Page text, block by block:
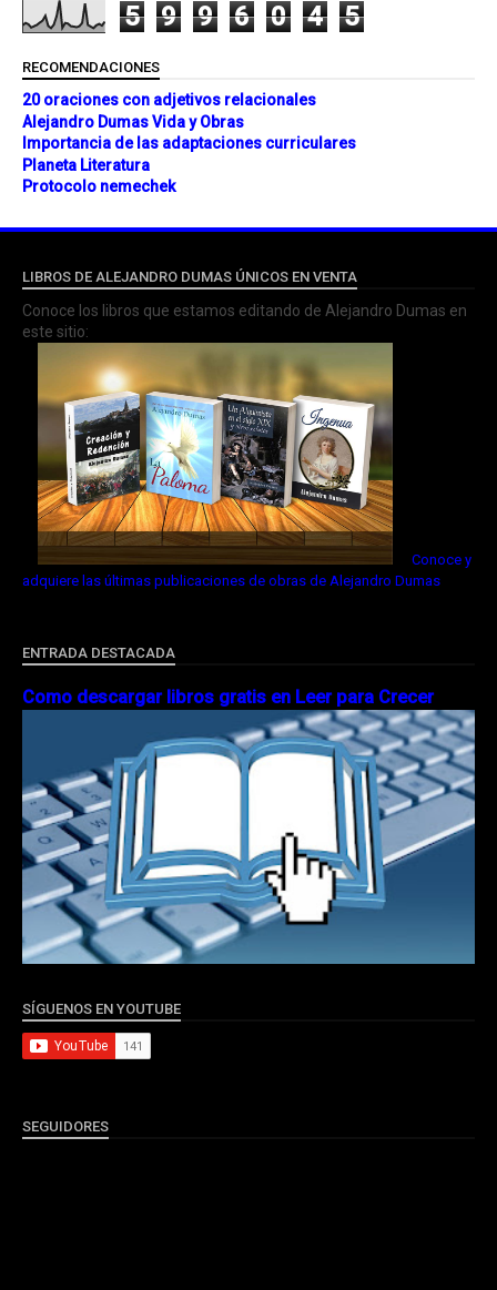
5 9 9 6 0 4 5
RECOMENDACIONES
20 oraciones con adjetivos relacionales
Alejandro Dumas Vida y Obras
Importancia de las adaptaciones curriculares
Planeta Literatura
Protocolo nemechek
LIBROS DE ALEJANDRO DUMAS ÚNICOS EN VENTA
Conoce los libros que estamos editando de Alejandro Dumas en
este sitio:
Conoce y
adquiere las últimas publicaciones de obras de Alejandro Dumas
ENTRADA DESTACADA
Como descargar libros gratis en Leer para Crecer
SÍGUENOS EN YOUTUBE
SEGUIDORES